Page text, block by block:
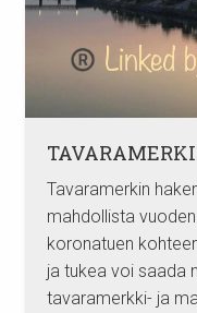
Tavaramerkin
mahdollista
koronatuen
ja tukea voi saada
tavaramerkki- ja